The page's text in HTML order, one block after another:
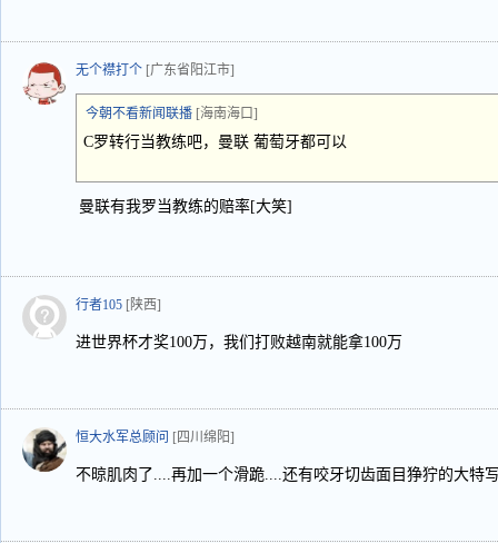
无个襟打个 [广东省阳江市]
今朝不看新闻联播 [海南海口]
C罗转行当教练吧，曼联 葡萄牙都可以
曼联有我罗当教练的赔率[大笑]
行者105 [陕西]
进世界杯才奖100万，我们打败越南就能拿100万
恒大水军总顾问 [四川绵阳]
不晾肌肉了....再加一个滑跪....还有咬牙切齿面目狰狞的大特